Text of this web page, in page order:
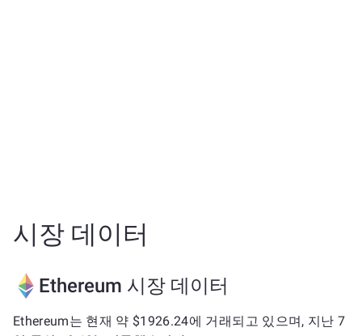
시장 데이터
Ethereum 시장 데이터
Ethereum는 현재 약 $1926.24에 거래되고 있으며, 지난 7